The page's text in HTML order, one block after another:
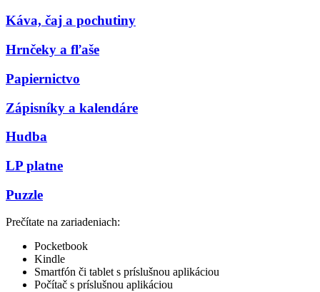
Káva, čaj a pochutiny
Hrnčeky a fľaše
Papiernictvo
Zápisníky a kalendáre
Hudba
LP platne
Puzzle
Prečítate na zariadeniach:
Pocketbook
Kindle
Smartfón či tablet s príslušnou aplikáciou
Počítač s príslušnou aplikáciou